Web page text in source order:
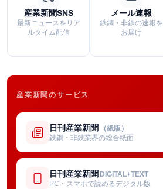
産業新聞SNS
最新ニュースをリア
ルタイム配信
メール速報
鉄鋼・非鉄の速報を
お届け
産業新聞のサービス
日刊産業新聞 （紙版）
鉄鋼・非鉄業界の総合紙面
日刊産業新聞 DIGITAL+TEXT
PC・スマホで読めるデジタル版